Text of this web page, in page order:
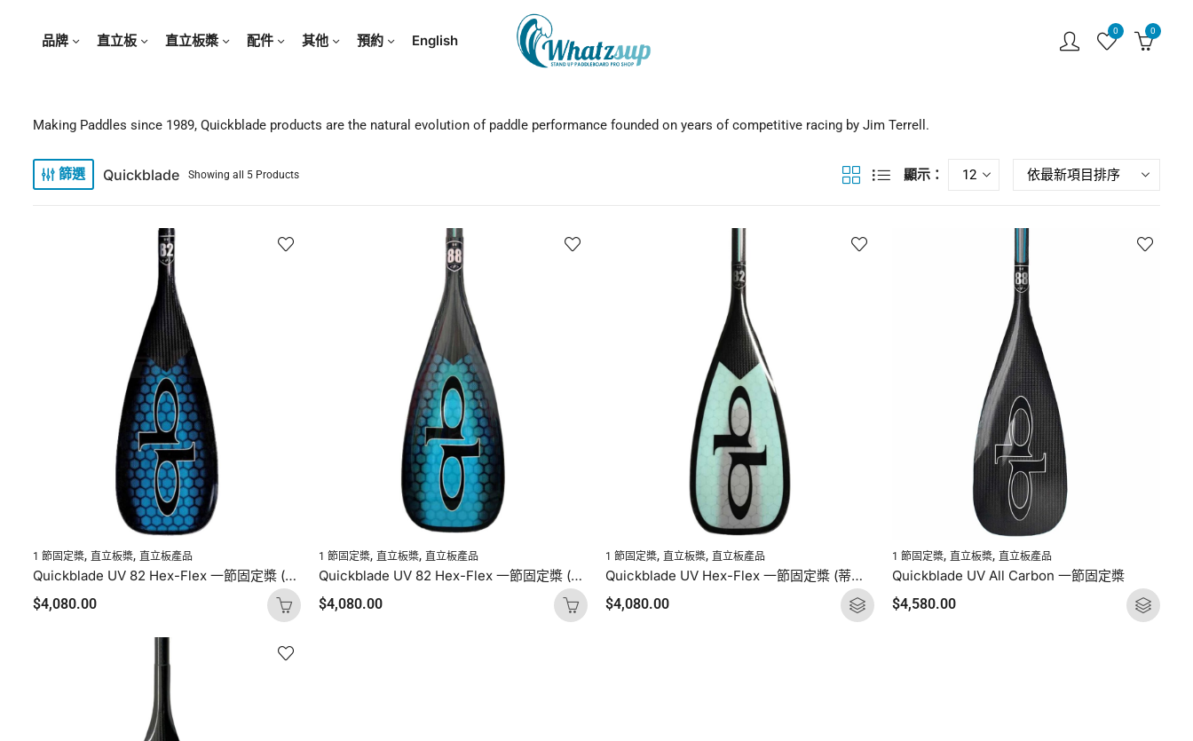
品牌 直立板 直立板槳 配件 其他 預約 English
0 0
Making Paddles since 1989, Quickblade products are the natural evolution of paddle performance founded on years of competitive racing by Jim Terrell.
篩選 Quickblade Showing all 5 Products 顯示：
1 節固定槳, 直立板槳, 直立板產品
Quickblade UV 82 Hex-Flex 一節固定槳 (海洋藍碳網)
$4,080.00
1 節固定槳, 直立板槳, 直立板產品
Quickblade UV 82 Hex-Flex 一節固定槳 (寶石藍碳網)
$4,080.00
1 節固定槳, 直立板槳, 直立板產品
Quickblade UV Hex-Flex 一節固定槳 (蒂夫尼)
$4,080.00
1 節固定槳, 直立板槳, 直立板產品
Quickblade UV All Carbon 一節固定槳
$4,580.00